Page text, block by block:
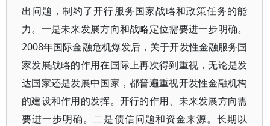
出问题，制约了开行服务国家战略和政策任务的能
力。一是未来发展方向和战略定位需要进一步明确。
2008年国际金融危机爆发后，关于开发性金融服务国
家发展战略的作用在国际上再次得到重视，无论是发
达国家还是发展中国家，都普遍重视开发性金融机构
的建设和作用的发挥。开行的作用、未来发展方向需
要进一步明确。二是债信问题和资金来源。长期以